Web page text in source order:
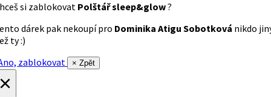
si zablokovat Polštář sleep&glow?
dárek pak nekoupí pro Dominika Atigu Sobotková nikdo
ty :)
zablokovat
× Zpět